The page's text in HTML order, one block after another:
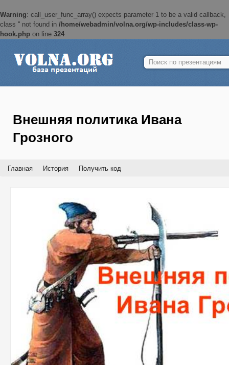
Warning: call_user_func_array() expects parameter 1 to be a valid callback,
class '' not found in /home/webadmin/volna.org/wp-includes/class-wp-
hook.php on line 324
Найти:
Внешняя политика Ивана
Грозного
Главная История Получить код